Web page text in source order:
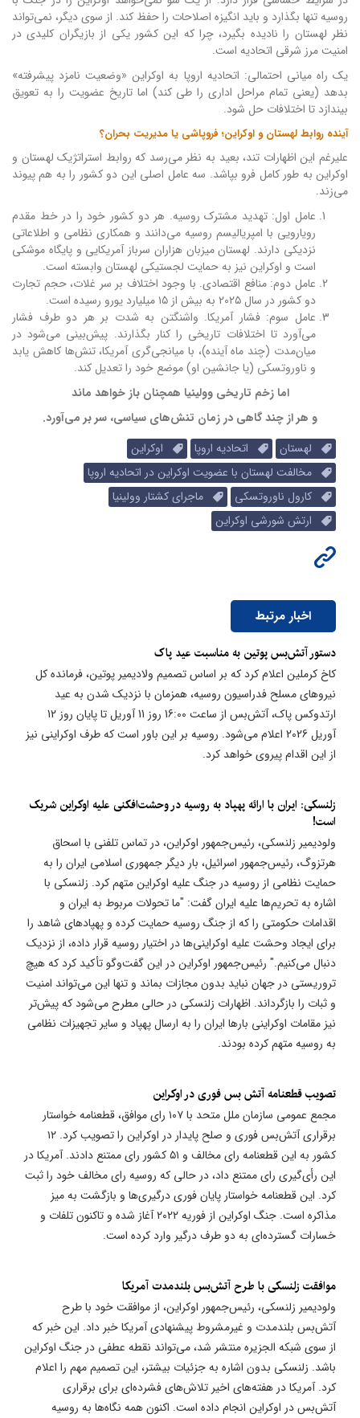
روسیه تنها بگذارد و باید انگیزه اصلاحات را حفظ کند. از سوی دیگر، نمی‌تواند
نظر لهستان را نادیده بگیرد، چرا که این کشور یکی از بازیگران کلیدی در
امنیت مرز شرقی اتحادیه است.
یک راه میانی احتمالی: اتحادیه اروپا به اوکراین «وضعیت نامزد پیشرفته»
بدهد (یعنی تمام مراحل اداری را طی کند) اما تاریخ عضویت را به تعویق
بیندازد تا اختلافات حل شود.
آینده روابط لهستان و اوکراین؛ فروپاشی یا مدیریت بحران؟
علیرغم این اظهارات تند، بعید به نظر می‌رسد که روابط استراتژیک لهستان و
اوکراین به طور کامل فرو بپاشد. سه عامل اصلی این دو کشور را به هم پیوند
می‌زند.
عامل اول: تهدید مشترک روسیه. هر دو کشور خود را در خط مقدم
رویارویی با امپریالیسم روسیه می‌دانند و همکاری نظامی و اطلاعاتی
نزدیکی دارند. لهستان میزبان هزاران سرباز آمریکایی و پایگاه موشکی
است و اوکراین نیز به حمایت لجستیکی لهستان وابسته است.
عامل دوم: منافع اقتصادی. با وجود اختلاف بر سر غلات، حجم تجارت
دو کشور در سال ۲۰۲۵ به بیش از ۱۵ میلیارد یورو رسیده است.
عامل سوم: فشار آمریکا. واشنگتن به شدت بر هر دو طرف فشار
می‌آورد تا اختلافات تاریخی را کنار بگذارند. پیش‌بینی می‌شود در
میان‌مدت (چند ماه آینده)، با میانجی‌گری آمریکا، تنش‌ها کاهش یابد
و ناوروتسکی (یا جانشین او) موضع خود را تعدیل کند.
اما زخم تاریخی وولینیا همچنان باز خواهد ماند
و هر از چند گاهی در زمان تنش‌های سیاسی، سر بر می‌آورد.
لهستان
اتحادیه اروپا
اوکراین
مخالفت لهستان با عضویت اوکراین در اتحادیه اروپا
کارول ناوروتسکی
ماجرای کشتار وولینیا
ارتش شورشی اوکراین
اخبار مرتبط
​دستور آتش‌بس پوتین به مناسبت عید پاک
کاخ کرملین اعلام کرد که بر اساس تصمیم ولادیمیر پوتین، فرمانده کل
نیروهای مسلح فدراسیون روسیه، همزمان با نزدیک شدن به عید
ارتدوکس پاک، آتش‌بس از ساعت 16:00 روز 11 آوریل تا پایان روز 12
آوریل 2026 اعلام می‌شود. روسیه بر این باور است که طرف اوکراینی نیز
از این اقدام پیروی خواهد کرد.
زلنسکی: ایران با ارائه پهپاد به روسیه در وحشت‌افکنی علیه اوکراین شریک
است!
ولودیمیر زلنسکی، رئیس‌جمهور اوکراین، در تماس تلفنی با اسحاق
هرتزوگ، رئیس‌جمهور اسرائیل، بار دیگر جمهوری اسلامی ایران را به
حمایت نظامی از روسیه در جنگ علیه اوکراین متهم کرد. زلنسکی با
اشاره به تحریم‌ها علیه ایران گفت: "ما تحولات مربوط به ایران و
اقدامات حکومتی را که از جنگ روسیه حمایت کرده و پهپادهای شاهد را
برای ایجاد وحشت علیه اوکراینی‌ها در اختیار روسیه قرار داده، از نزدیک
دنبال می‌کنیم." رئیس‌جمهور اوکراین در این گفت‌وگو تأکید کرد که هیچ
تروریستی در جهان نباید بدون مجازات بماند و تنها این می‌تواند امنیت
و ثبات را بازگرداند. اظهارات زلنسکی در حالی مطرح می‌شود که پیش‌تر
نیز مقامات اوکراینی بارها ایران را به ارسال پهپاد و سایر تجهیزات نظامی
به روسیه متهم کرده بودند.
تصویب قطعنامه آتش بس فوری در اوکراین
مجمع عمومی سازمان ملل متحد با ۱۰۷ رای موافق، قطعنامه خواستار
برقراری آتش‌بس فوری و صلح پایدار در اوکراین را تصویب کرد. ۱۲
کشور به این قطعنامه رای مخالف و ۵۱ کشور رای ممتنع دادند. آمریکا در
این رأی‌گیری رای ممتنع داد، در حالی که روسیه رای مخالف خود را ثبت
کرد. این قطعنامه خواستار پایان فوری درگیری‌ها و بازگشت به میز
مذاکره است. جنگ اوکراین از فوریه ۲۰۲۲ آغاز شده و تاکنون تلفات و
خسارات گسترده‌ای به دو طرف درگیر وارد کرده است.
موافقت زلنسکی با طرح آتش‌بس بلندمدت آمریکا
ولودیمیر زلنسکی، رئیس‌جمهور اوکراین، از موافقت خود با طرح
آتش‌بس بلندمدت و غیرمشروط پیشنهادی آمریکا خبر داد. این خبر که
از سوی شبکه الجزیره منتشر شد، می‌تواند نقطه عطفی در جنگ اوکراین
باشد. زلنسکی بدون اشاره به جزئیات بیشتر، این تصمیم مهم را اعلام
کرد. آمریکا در هفته‌های اخیر تلاش‌های فشرده‌ای برای برقراری
آتش‌بس در اوکراین انجام داده است. اکنون همه نگاه‌ها به روسیه